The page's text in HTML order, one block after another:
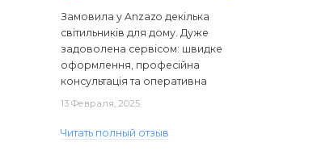
Замовила у Anzazo декілька
світильників для дому. Дуже
задоволена сервісом: швидке
оформлення, професійна
консультація та оперативна
13 Февраля, 2025
Читать полный отзыв